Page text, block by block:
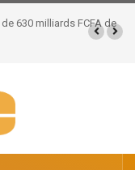
630 milliards FCFA de
potentiel de 100.000